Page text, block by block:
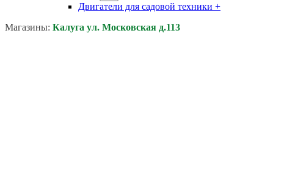
Двигатели для садовой техники +
Магазины: Калуга ул. Московская д.113